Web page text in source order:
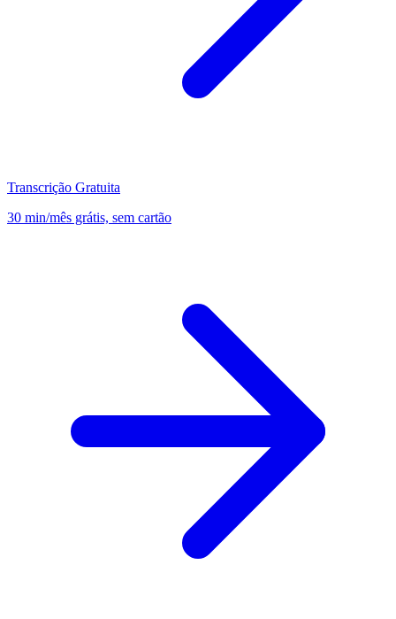
Transcrição Gratuita
30 min/mês grátis, sem cartão